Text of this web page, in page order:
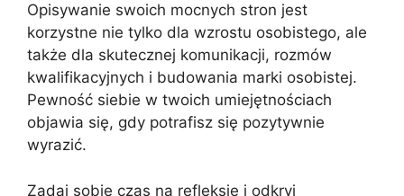
Opisywanie swoich mocnych stron jest
korzystne nie tylko dla wzrostu osobistego, ale
także dla skutecznej komunikacji, rozmów
kwalifikacyjnych i budowania marki osobistej.
Pewność siebie w twoich umiejętnościach
objawia się, gdy potrafisz się pozytywnie
wyrazić.
Zadaj sobie czas na refleksję i odkryj